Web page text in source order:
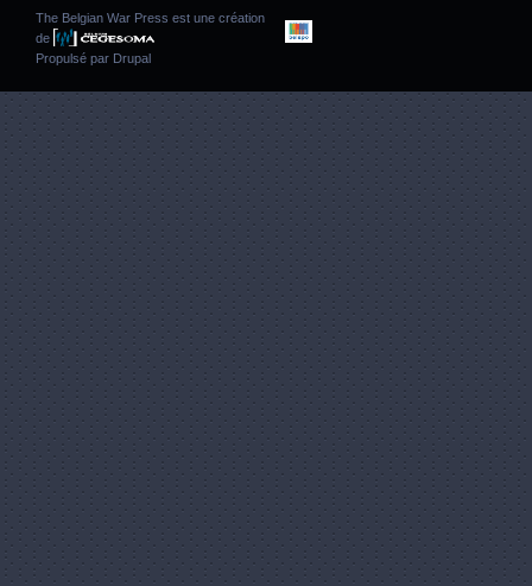
The Belgian War Press est une création
de
Propulsé par Drupal